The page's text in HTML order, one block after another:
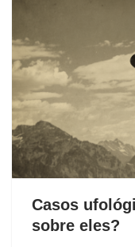
Casos
sobre eles?